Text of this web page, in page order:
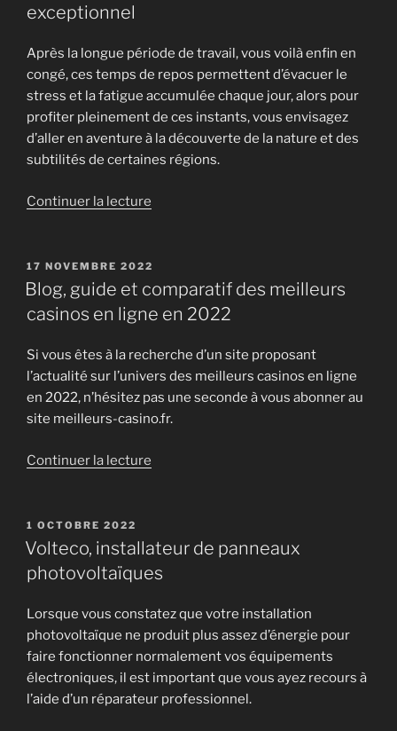
Villeurbanne
(69) »
exceptionnel
Après la longue période de travail, vous voilà enfin en
congé, ces temps de repos permettent d’évacuer le
stress et la fatigue accumulée chaque jour, alors pour
profiter pleinement de ces instants, vous envisagez
d’aller en aventure à la découverte de la nature et des
subtilités de certaines régions.
Continuer la lecture
un
guide
de
très
exceptionnel »
PUBLIÉ
LE
17 NOVEMBRE 2022
Blog, guide et comparatif des meilleurs
casinos en ligne en 2022
Si vous êtes à la recherche d’un site proposant
l’actualité sur l’univers des meilleurs casinos en ligne
en 2022, n’hésitez pas une seconde à vous abonner au
site meilleurs-casino.fr.
Continuer la lecture
comparatif
casinos
en
ligne
en
2022 »
PUBLIÉ
LE
1 OCTOBRE 2022
Volteco, installateur de panneaux
photovoltaïques
Lorsque vous constatez que votre installation
photovoltaïque ne produit plus assez d’énergie pour
faire fonctionner normalement vos équipements
électroniques, il est important que vous ayez recours à
l’aide d’un réparateur professionnel.